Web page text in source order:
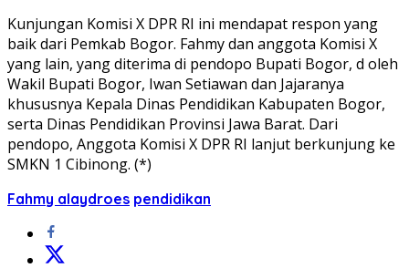
Kunjungan Komisi X DPR RI ini mendapat respon yang
baik dari Pemkab Bogor. Fahmy dan anggota Komisi X
yang lain, yang diterima di pendopo Bupati Bogor, d oleh
Wakil Bupati Bogor, Iwan Setiawan dan Jajaranya
khususnya Kepala Dinas Pendidikan Kabupaten Bogor,
serta Dinas Pendidikan Provinsi Jawa Barat. Dari
pendopo, Anggota Komisi X DPR RI lanjut berkunjung ke
SMKN 1 Cibinong. (*)
Fahmy alaydroes pendidikan